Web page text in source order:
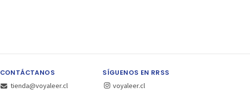
CONTÁCTANOS
tienda@voyaleer.cl
SÍGUENOS EN RRSS
voyaleer.cl